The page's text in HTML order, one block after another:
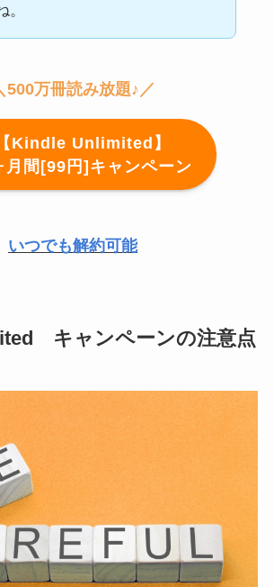
。
500万冊読み放題♪／
【Kindle Unlimited】
間[99円]キャンペーン
いつでも解約可能
キャンペーンの注意点